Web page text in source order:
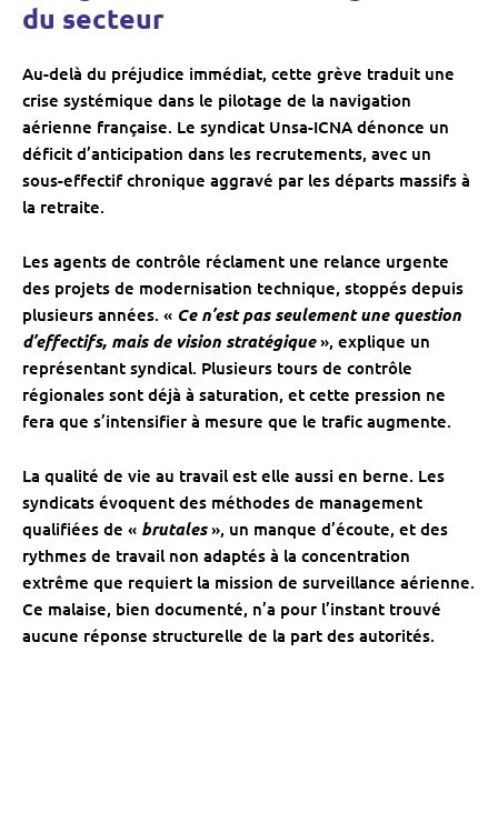
du secteur
Au-delà du préjudice immédiat, cette grève traduit une
crise systémique dans le pilotage de la navigation
aérienne française. Le syndicat Unsa-ICNA dénonce un
déficit d’anticipation dans les recrutements, avec un
sous-effectif chronique aggravé par les départs massifs à
la retraite.
Les agents de contrôle réclament une relance urgente
des projets de modernisation technique, stoppés depuis
plusieurs années. « Ce n’est pas seulement une question
d’effectifs, mais de vision stratégique», explique un
représentant syndical. Plusieurs tours de contrôle
régionales sont déjà à saturation, et cette pression ne
fera que s’intensifier à mesure que le trafic augmente.
La qualité de vie au travail est elle aussi en berne. Les
syndicats évoquent des méthodes de management
qualifiées de « brutales», un manque d’écoute, et des
rythmes de travail non adaptés à la concentration
extrême que requiert la mission de surveillance aérienne.
Ce malaise, bien documenté, n’a pour l’instant trouvé
aucune réponse structurelle de la part des autorités.